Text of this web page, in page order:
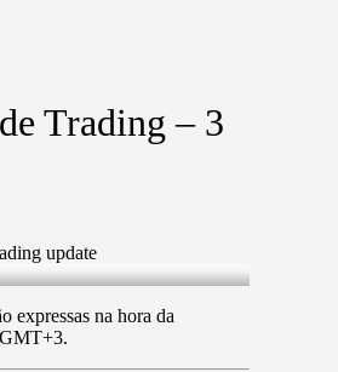
Trading – 3
update
expressas na hora da
GMT+3.